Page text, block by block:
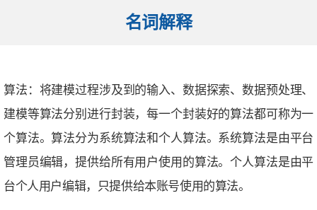
名词解释
算法： 将建模过程涉及到的输入、数据探索、数据预处理、
建模等算法分别进行封装，每一个封装好的算法都可称为一
个算法。算法分为系统算法和个人算法。系统算法是由平台
管理员编辑，提供给所有用户使用的算法。个人算法是由平
台个人用户编辑，只提供给本账号使用的算法。